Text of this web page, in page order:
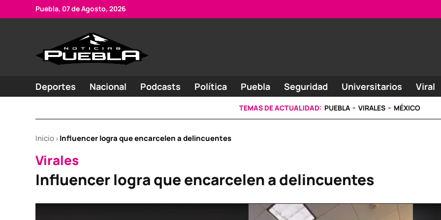
Puebla, 07 de Agosto, 2026
noticias
Deportes Nacional Podcasts Política Puebla Seguridad Universitarios Viral
TEMAS DE ACTUALIDAD: PUEBLA VIRALES MÉXICO
Inicio > Influencer logra que encarcelen a delincuentes
POSTED
IN
Virales
Influencer logra que encarcelen a delincuentes